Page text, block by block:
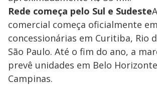
Rede começa pelo Sul e Sudeste
comercial começa oficialmente
concessionárias em Curitiba, Rio
São Paulo. Até o fim do ano, a
prevê unidades em Belo
Campinas.